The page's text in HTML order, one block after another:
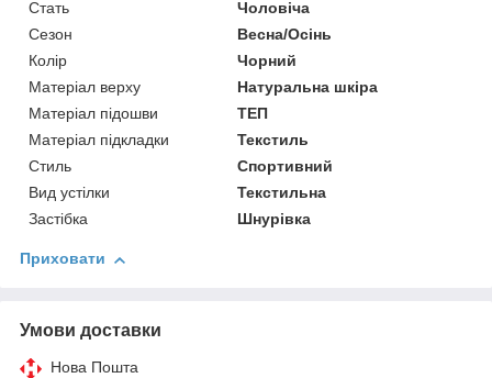
Стать
Чоловіча
Сезон
Весна/Осінь
Колір
Чорний
Матеріал верху
Натуральна шкіра
Матеріал підошви
ТЕП
Матеріал підкладки
Текстиль
Стиль
Спортивний
Вид устілки
Текстильна
Застібка
Шнурівка
Приховати
Умови доставки
Нова Пошта